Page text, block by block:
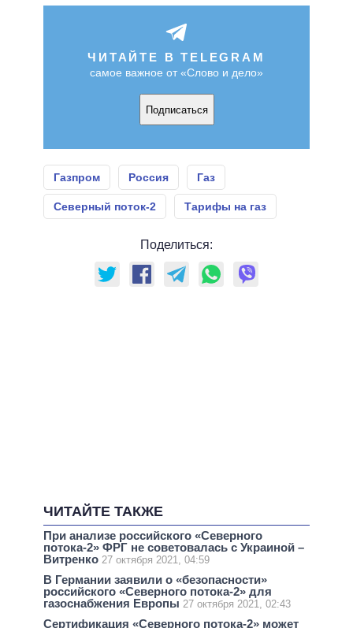
ЧИТАЙТЕ В TELEGRAM
самое важное от «Слово и дело»
Подписаться
Газпром Россия Газ
Северный поток-2 Тарифы на газ
Поделиться:
ЧИТАЙТЕ ТАКЖЕ
При анализе российского «Северного
потока-2» ФРГ не советовалась с Украиной –
Витренко 27 октября 2021, 04:59
В Германии заявили о «безопасности»
российского «Северного потока-2» для
газоснабжения Европы 27 октября 2021, 02:43
Сертификация «Северного потока-2» может